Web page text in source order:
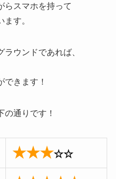
らスマホを持って
す。
ウンドであれば、
できます！
の通りです！
★★★☆☆